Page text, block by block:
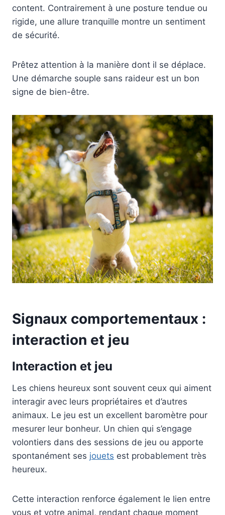
content. Contrairement à une posture tendue ou
rigide, une allure tranquille montre un sentiment
de sécurité.
Prêtez attention à la manière dont il se déplace.
Une démarche souple sans raideur est un bon
signe de bien-être.
Signaux comportementaux :
interaction et jeu
Interaction et jeu
Les chiens heureux sont souvent ceux qui aiment
interagir avec leurs propriétaires et d’autres
animaux. Le jeu est un excellent baromètre pour
mesurer leur bonheur. Un chien qui s’engage
volontiers dans des sessions de jeu ou apporte
spontanément ses jouets est probablement très
heureux.
Cette interaction renforce également le lien entre
vous et votre animal, rendant chaque moment